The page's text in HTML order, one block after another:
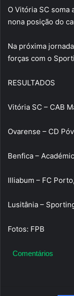
O Vitória SC soma
nona posição do
Na próxima
forças com o
RESULTADOS
Vitória SC – CAB
Ovarense – CD
Benfica –
Illiabum – FC
Lusitânia –
Fotos: FPB
Comentários